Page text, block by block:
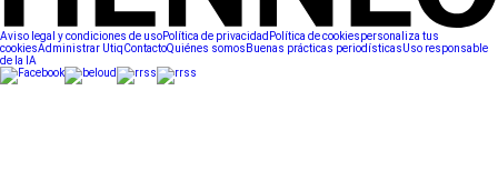
Aviso legal y condiciones de usoPolítica de privacidad Política de cookiespersonaliza tus
cookiesAdministrar UtiqContactoQuiénes somos Buenas prácticas periodísticasUso responsable
de la IA